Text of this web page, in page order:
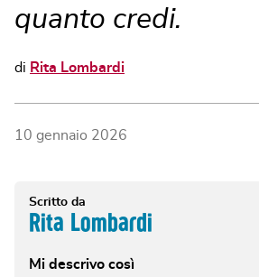
quanto credi.
di Rita Lombardi
10 gennaio 2026
Scritto da
Rita Lombardi
Mi descrivo così